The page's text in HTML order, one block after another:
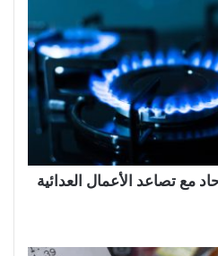
مع تصاعد الأعمال العدائية